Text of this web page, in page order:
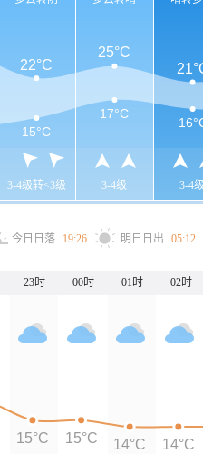
3-4级转<3级 3-4级 3-4
22°C
25°C
15°C
17°C
今日日落 19:26 明日日出 05:12
23时 00时 01时 02时
15°C
15°C 14°C 14°C